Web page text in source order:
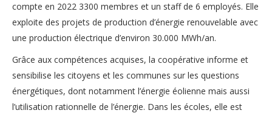
compte en 2022 3300 membres et un staff de 6 employés. Elle
exploite des projets de production d’énergie renouvelable avec
une production électrique d’environ 30.000 MWh/an.
Grâce aux compétences acquises, la coopérative informe et
sensibilise les citoyens et les communes sur les questions
énergétiques, dont notamment l’énergie éolienne mais aussi
l’utilisation rationnelle de l’énergie. Dans les écoles, elle est